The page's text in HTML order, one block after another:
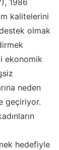
kalitelerini
olmak
ekonomik
neden
geçiriyor.
hedefiyle